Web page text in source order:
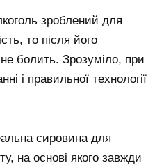
зроблений для
то після його
болить. Зрозуміло, при
і правильної технології
сировина для
на основі якого завжди